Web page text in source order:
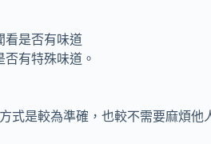
看是否有味道
有特殊味道。
式是較為準確，也較不需要麻煩他